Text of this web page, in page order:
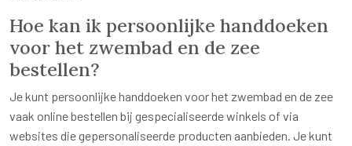
Hoe kan ik persoonlijke handdoeken
voor het zwembad en de zee
bestellen?
Je kunt persoonlijke handdoeken voor het zwembad en de zee
vaak online bestellen bij gespecialiseerde winkels of via
websites die gepersonaliseerde producten aanbieden. Je kunt